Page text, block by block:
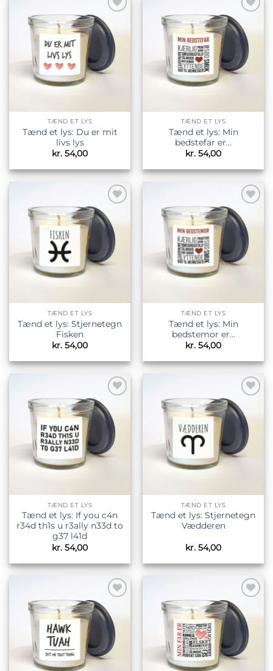
Tilføj til
ønskeliste
TÆND ET LYS
Tænd et lys: Du er mit
livs lys
kr. 54,00
Tilføj til
ønskeliste
TÆND ET LYS
Tænd et lys: Min
bedstefar er…
kr. 54,00
Tilføj til
ønskeliste
TÆND ET LYS
Tænd et lys: Stjernetegn
Fisken
kr. 54,00
Tilføj til
ønskeliste
TÆND ET LYS
Tænd et lys: Min
bedstemor er…
kr. 54,00
Tilføj til
ønskeliste
TÆND ET LYS
Tænd et lys: If you c4n
r34d th1s u r3ally n33d to
g37 l41d
kr. 54,00
Tilføj til
ønskeliste
TÆND ET LYS
Tænd et lys: Stjernetegn
Vædderen
kr. 54,00
Tilføj til
ønskeliste
Tilføj til
ønskeliste